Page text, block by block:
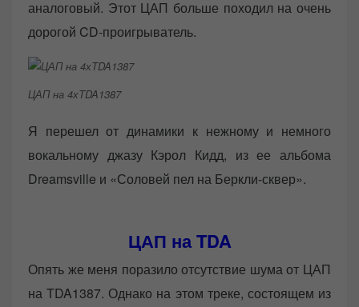
аналоговый. Этот ЦАП больше походил на очень
дорогой CD-проигрыватель.
ЦАП на 4хTDA1387
Я перешел от динамики к нежному и немного
вокальному джазу Кэрол Кидд, из ее альбома
Dreamsville и «Соловей пел на Беркли-сквер».
ЦАП на TDA
Опять же меня поразило отсутствие шума от ЦАП
на TDA1387. Однако на этом треке, состоящем из